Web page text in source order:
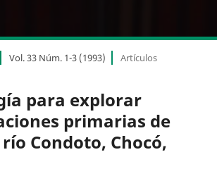
Vol. 33 Núm. 1-3 (1993) Artículos
para explorar
primarias de
río Condoto, Chocó,